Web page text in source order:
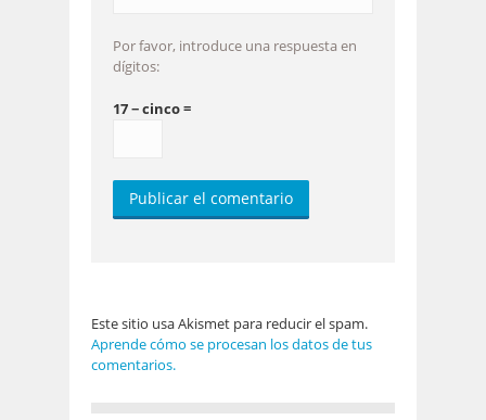
Por favor, introduce una respuesta en
dígitos:
17 − cinco =
Este sitio usa Akismet para reducir el spam.
Aprende cómo se procesan los datos de tus
comentarios.